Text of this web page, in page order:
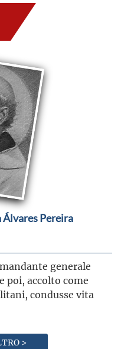
Álvares Pereira
generale
poi, accolto come
condusse vita
>